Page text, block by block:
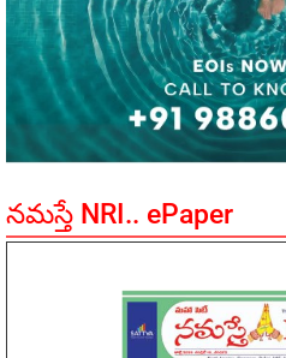
నమస్తే NRI.. ePaper